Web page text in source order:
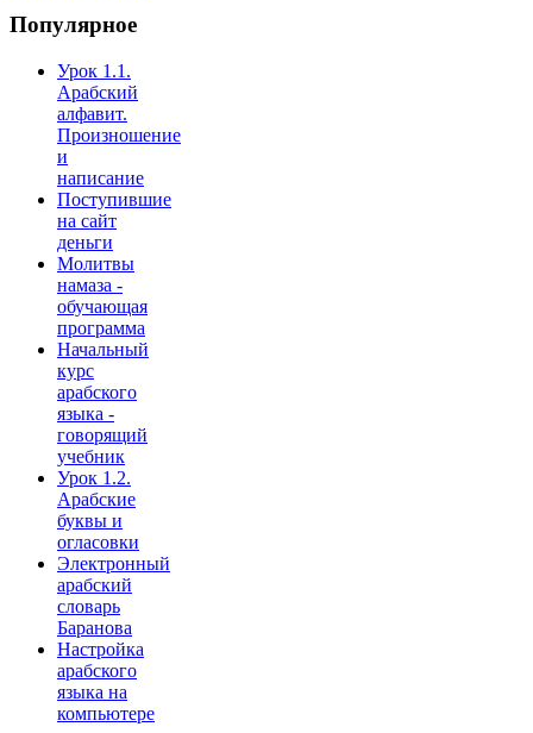
Популярное
Урок 1.1.
Арабский
алфавит.
Произношение
и
написание
Поступившие
на сайт
деньги
Молитвы
намаза -
обучающая
программа
Начальный
курс
арабского
языка -
говорящий
учебник
Урок 1.2.
Арабские
буквы и
огласовки
Электронный
арабский
словарь
Баранова
Настройка
арабского
языка на
компьютере